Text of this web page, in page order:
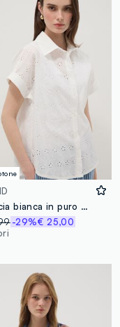
Camicia bianca in puro cotone a maniche corte traforata regular fit
-29%€ 25,00